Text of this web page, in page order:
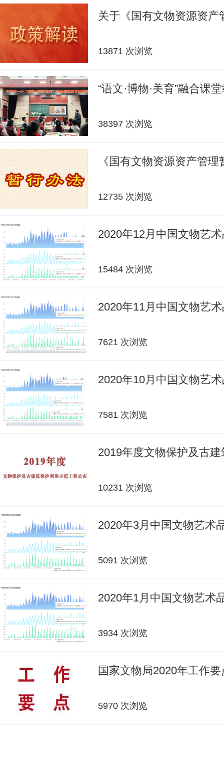
关于《国有文物资源资
13871 次浏览
“语文·博物·美育”融合课
38397 次浏览
《国有文物资源资产管
12735 次浏览
2020年12月中国文物艺
15484 次浏览
2020年11月中国文物艺
7621 次浏览
2020年10月中国文物艺
7581 次浏览
2019年度文物保护及古
10231 次浏览
2020年3月中国文物艺术
5091 次浏览
2020年1月中国文物艺术
3934 次浏览
国家文物局2020年工作要
5970 次浏览